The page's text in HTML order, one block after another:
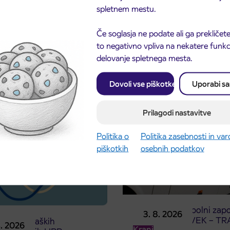
spletnem mestu.
Če soglasja ne podate ali ga
to negativno vpliva na nekatere
delovanje spletnega mesta.
Dovoli vse piškotke Uporabi
Prilagodi nastavitve
Politika o
piškotkih
Politika zasebnosti in
osebnih podatkov
2026 dijaških
3. 8. 2026
Obvestilo o popolni
ceste ČEŠNJEVEK –